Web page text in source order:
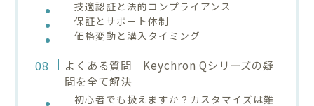
技適認証と法的コンプライアンス
保証とサポート体制
価格変動と購入タイミング
よくある質問｜Keychron Qシリーズの疑
問を全て解決
初心者でも扱えますか？カスタマイズは難